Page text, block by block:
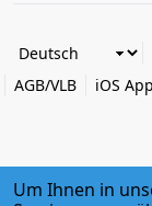
AGB/VLB
iOS App
Um Ihnen in